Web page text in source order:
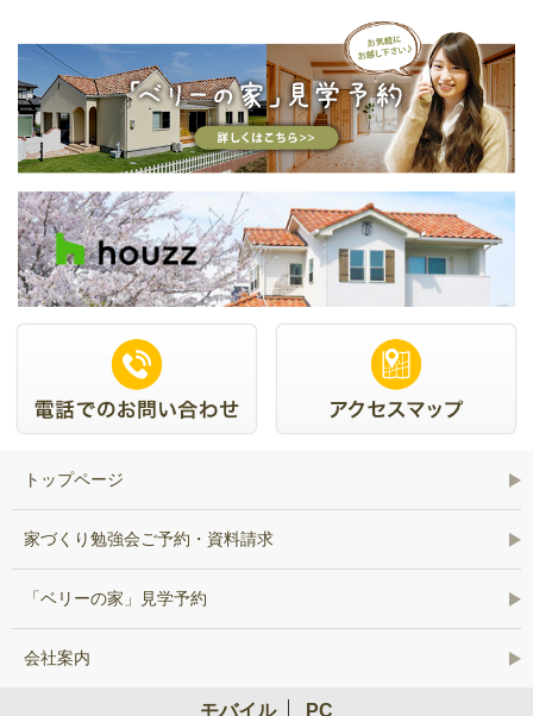
トップページ
家づくり勉強会ご予約・資料請求
「ベリーの家」見学予約
会社案内
モバイル PC